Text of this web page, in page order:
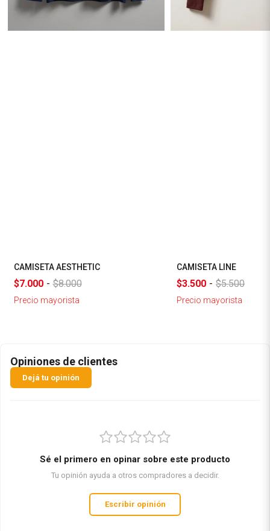
CAMISETA AESTHETIC
$7.000 - $8.000
Precio mayorista
CAMISETA LINE
$3.500 - $5.500
Precio mayorista
Opiniones de clientes
Dejá tu opinión
Sé el primero en opinar sobre este producto
Tu opinión ayuda a otros compradores a decidir.
Escribir opinión